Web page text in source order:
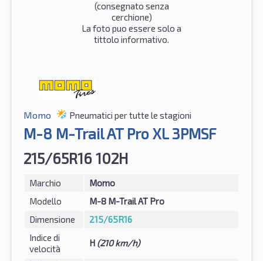
(consegnato senza
cerchione)
La foto puo essere solo a
tittolo informativo.
Momo Pneumatici per tutte le stagioni
M-8 M-Trail AT Pro XL 3PMSF
215/65R16 102H
Marchio
Momo
Modello
M-8 M-Trail AT Pro
Dimensione
215/65R16
Indice di
velocità
H (210 km/h)